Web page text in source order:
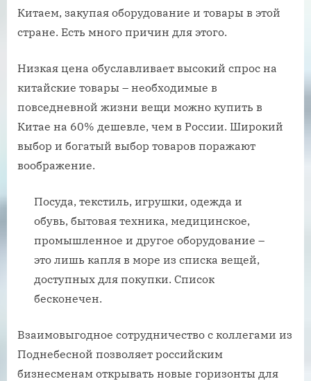
Китаем, закупая оборудование и товары в этой
стране. Есть много причин для этого.
Низкая цена обуславливает высокий спрос на
китайские товары – необходимые в
повседневной жизни вещи можно купить в
Китае на 60% дешевле, чем в России. Широкий
выбор и богатый выбор товаров поражают
воображение.
Посуда, текстиль, игрушки, одежда и
обувь, бытовая техника, медицинское,
промышленное и другое оборудование –
это лишь капля в море из списка вещей,
доступных для покупки. Список
бесконечен.
Взаимовыгодное сотрудничество с коллегами из
Поднебесной позволяет российским
бизнесменам открывать новые горизонты для